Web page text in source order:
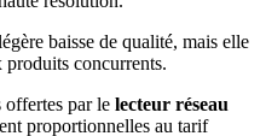
baisse de qualité, mais elle
produits concurrents.
offertes par le lecteur réseau
proportionnelles au tarif